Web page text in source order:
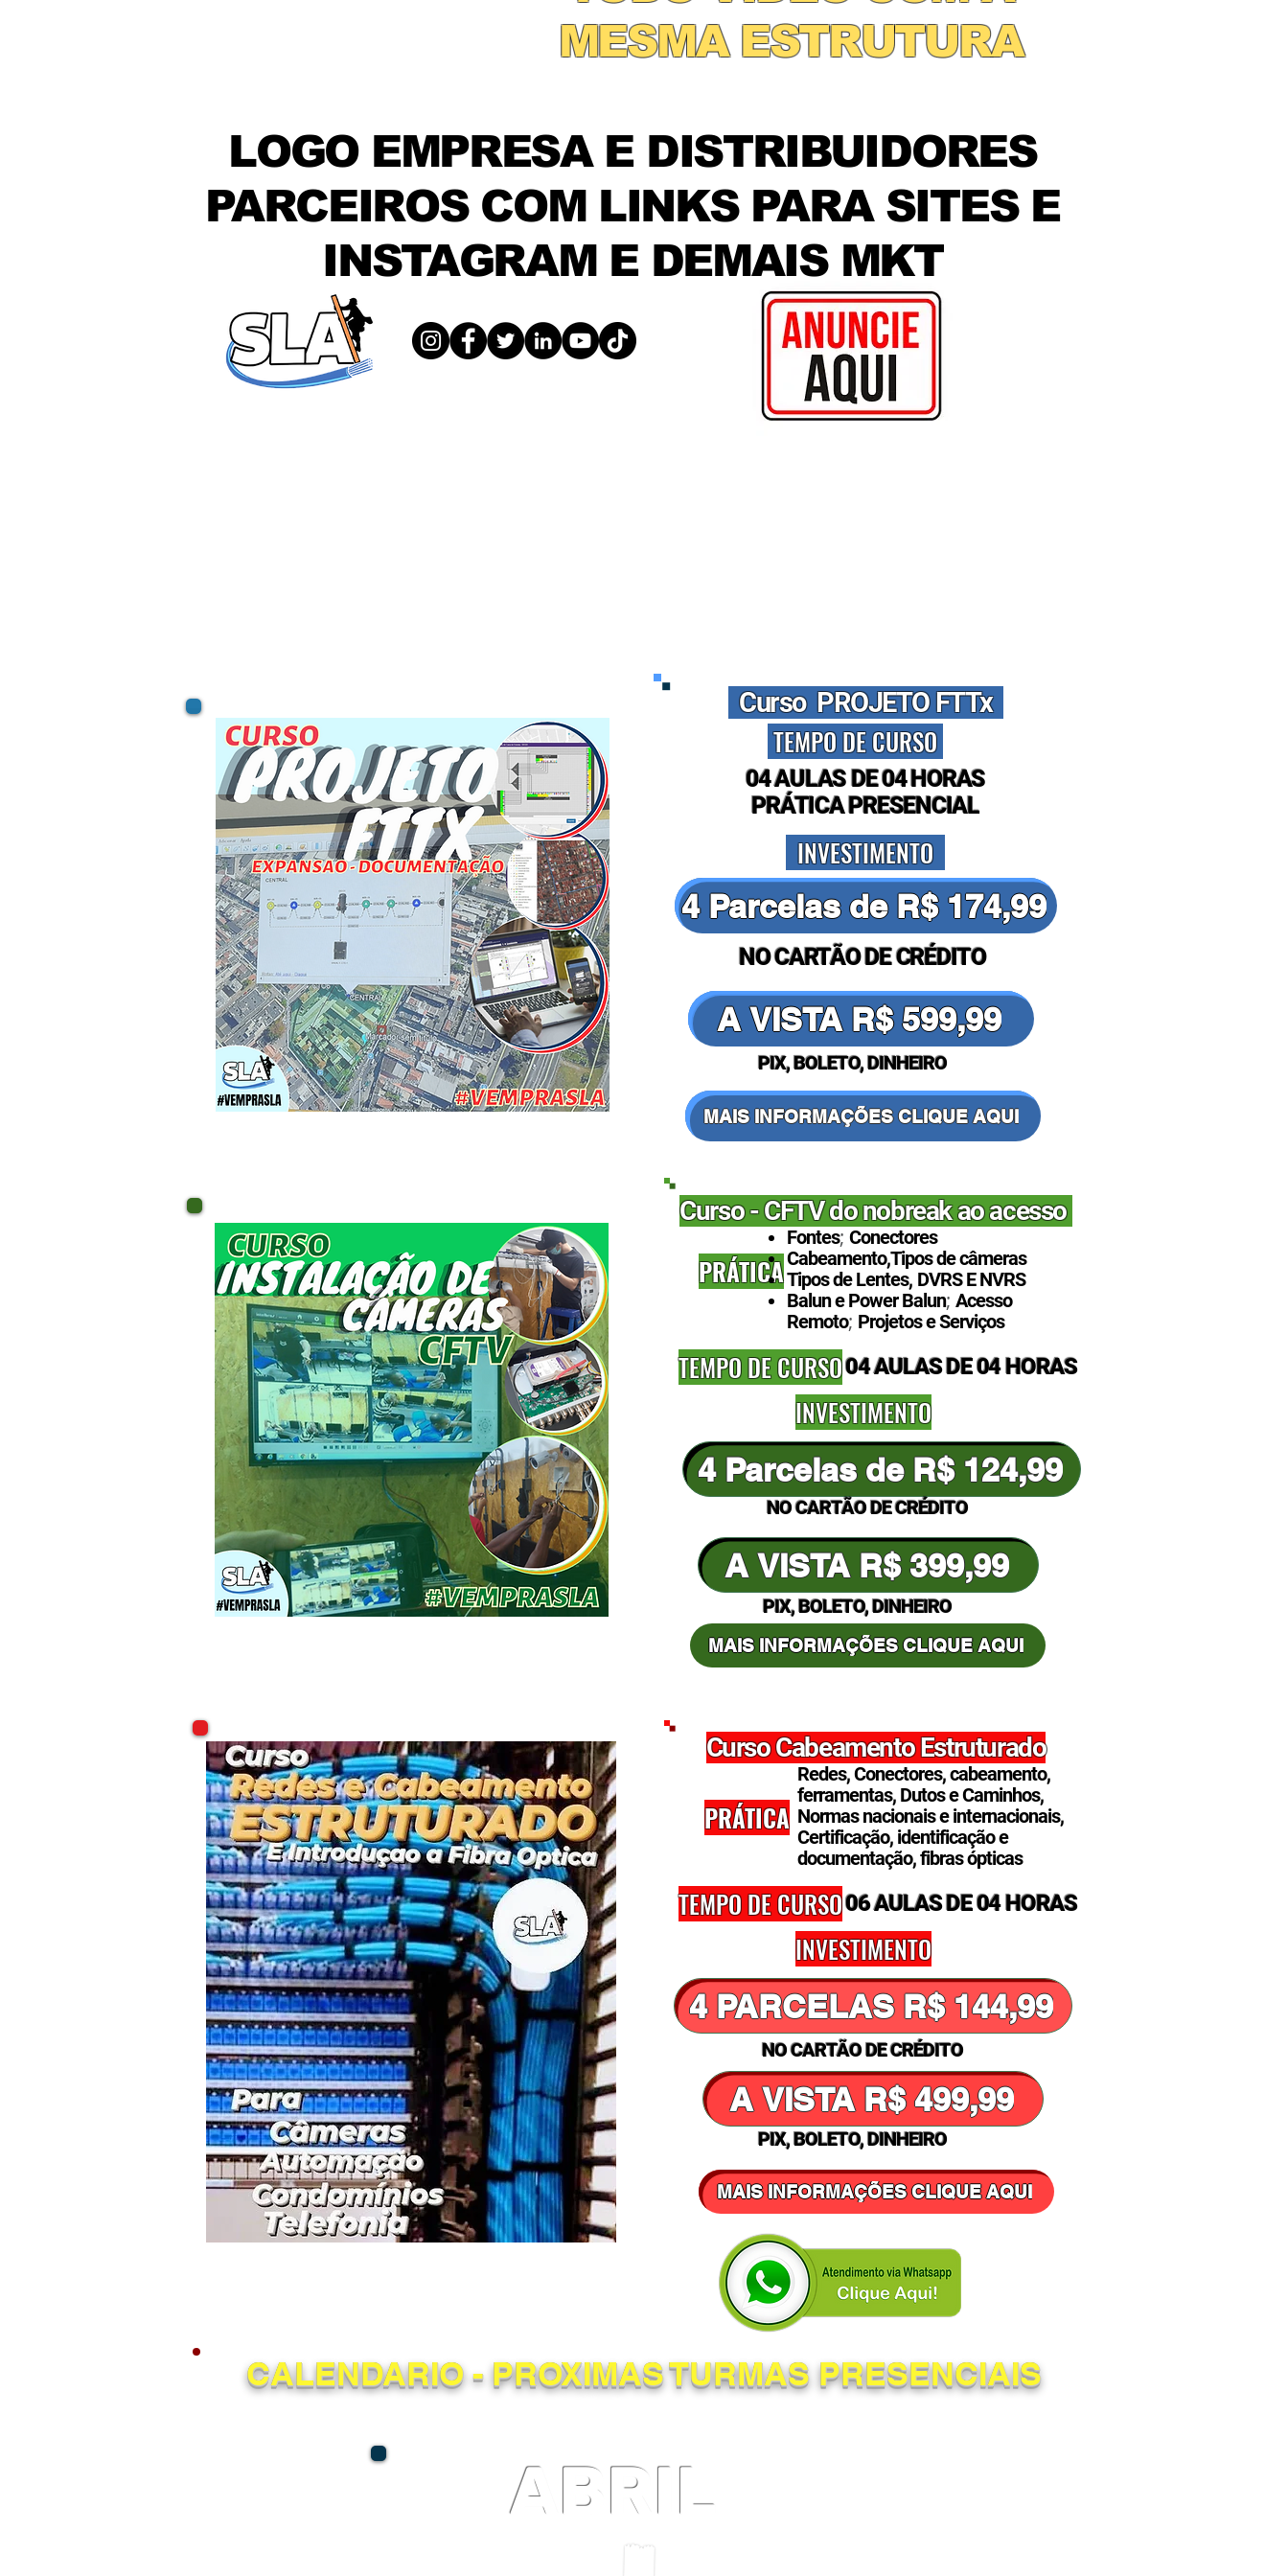
MESMA ESTRUTURA
LOGO EMPRESA E DISTRIBUIDORES
PARCEIROS COM LINKS PARA SITES E
INSTAGRAM E DEMAIS MKT
Curso PROJETO FTTx
TEMPO DE CURSO
04 AULAS DE 04 HORAS
PRÁTICA PRESENCIAL
INVESTIMENTO
4 Parcelas de R$ 174,99
NO CARTÃO DE CRÉDITO
A VISTA R$ 599,99
PIX, BOLETO, DINHEIRO
MAIS INFORMAÇÕES CLIQUE AQUI
Curso - CFTV do nobreak ao acesso
PRÁTICA
Fontes; Conectores
Cabeamento,Tipos de câmeras
Tipos de Lentes, DVRS E NVRS
Balun e Power Balun; Acesso
Remoto; Projetos e Serviços
TEMPO DE CURSO04 AULAS DE 04 HORAS
INVESTIMENTO
4 Parcelas de R$ 124,99
NO CARTÃO DE CRÉDITO
A VISTA R$ 399,99
MAIS INFORMAÇÕES CLIQUE AQUI
PIX, BOLETO, DINHEIRO
Curso Cabeamento Estruturado
PRÁTICA
Redes, Conectores, cabeamento,
ferramentas, Dutos e Caminhos,
Normas nacionais e internacionais,
Certificação, identificação e
documentação, fibras ópticas
TEMPO DE CURSO06 AULAS DE 04 HORAS
INVESTIMENTO
4 PARCELAS R$ 144,99
NO CARTÃO DE CRÉDITO
A VISTA R$ 499,99
PIX, BOLETO, DINHEIRO
MAIS INFORMAÇÕES CLIQUE AQUI
CALENDARIO - PROXIMAS TURMAS PRESENCIAIS
ABRIL